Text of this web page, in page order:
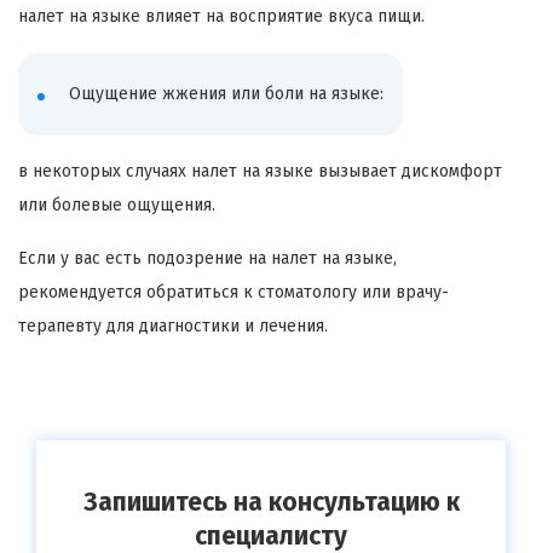
налет на языке влияет на восприятие вкуса пищи.
Ощущение жжения или боли на языке:
в некоторых случаях налет на языке вызывает дискомфорт
или болевые ощущения.
Если у вас есть подозрение на налет на языке,
рекомендуется обратиться к стоматологу или врачу-
терапевту для диагностики и лечения.
Запишитесь на консультацию к
специалисту